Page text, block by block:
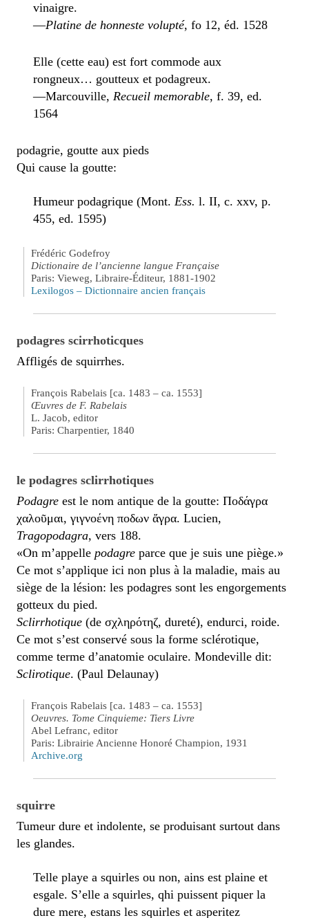
vinaigre.
—Platine de honneste volupté, fo 12, éd. 1528
Elle (cette eau) est fort commode aux
rongneux… goutteux et podagreux.
—Marcouville, Recueil memorable, f. 39, ed.
1564
podagrie, goutte aux pieds
Qui cause la goutte:
Humeur podagrique (Mont. Ess. l. II, c. xxv, p.
455, ed. 1595)
Frédéric Godefroy
Dictionaire de l’ancienne langue Française
Paris: Vieweg, Libraire-Éditeur, 1881-1902
Lexilogos – Dictionnaire ancien français
podagres scirrhoticques
Affligés de squirrhes.
François Rabelais [ca. 1483 – ca. 1553]
Œuvres de F. Rabelais
L. Jacob, editor
Paris: Charpentier, 1840
le podagres sclirrhotiques
Podagre est le nom antique de la goutte: Ποδάγρα
χαλοῦμαι, γιγνοένη ποδων ἄγρα. Lucien,
Tragopodagra, vers 188.
«On m’appelle podagre parce que je suis une piège.»
Ce mot s’applique ici non plus à la maladie, mais au
siège de la lésion: les podagres sont les engorgements
gotteux du pied.
Sclirrhotique (de σχληρότηζ, dureté), endurci, roide.
Ce mot s’est conservé sous la forme sclérotique,
comme terme d’anatomie oculaire. Mondeville dit:
Sclirotique. (Paul Delaunay)
François Rabelais [ca. 1483 – ca. 1553]
Oeuvres. Tome Cinquieme: Tiers Livre
Abel Lefranc, editor
Paris: Librairie Ancienne Honoré Champion, 1931
Archive.org
squirre
Tumeur dure et indolente, se produisant surtout dans
les glandes.
Telle playe a squirles ou non, ains est plaine et
esgale. S’elle a squirles, qhi puissent piquer la
dure mere, estans les squirles et asperitez